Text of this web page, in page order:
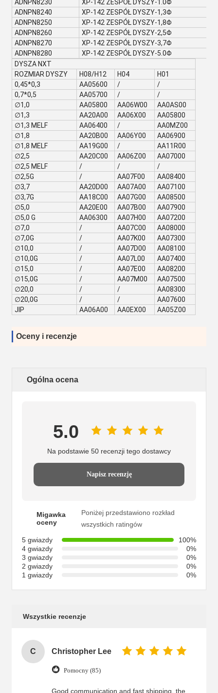
ADNPN8230
XP-142 ZESPÓŁ DYSZY-1.0Φ
ADNPN8240
XP-142 ZESPÓŁ DYSZY-1,3Φ
ADNPN8250
XP-142 ZESPÓŁ DYSZY-1,8Φ
ADNPN8260
XP-142 ZESPÓŁ DYSZY-2,5Φ
ADNPN8270
XP-142 ZESPÓŁ DYSZY-3,7Φ
ADNPN8280
XP-142 ZESPÓŁ DYSZY-5.0Φ
DYSZA NXT
ROZMIAR DYSZY
H08/H12 H04
H01
0,45*0,3
AA05600 /
/
0,7*0,5
AA05700 /
/
∅1,0
AA05800 AA06W00
AA0AS00
∅1,3
AA20A00 AA06X00
AA05800
∅1,3 MELF
AA06400 /
AA0MZ00
∅1,8
AA20B00 AA06Y00
AA06900
∅1,8 MELF
AA19G00 /
AA11R00
∅2,5
AA20C00 AA06Z00
AA07000
∅2,5 MELF
/ /
/
∅2,5G
/ AA07F00
AA08400
∅3,7
AA20D00 AA07A00
AA07100
∅3,7G
AA18C00 AA07G00
AA08500
∅5,0
AA20E00 AA07B00
AA07900
∅5,0 G
AA06300 AA07H00
AA07200
∅7,0
/ AA07C00
AA08000
∅7,0G
/ AA07K00
AA07300
∅10,0
/ AA07D00
AA08100
∅10,0G
/ AA07L00
AA07400
∅15,0
/ AA07E00
AA08200
∅15,0G
/ AA07M00
AA07500
∅20,0
/ /
AA08300
∅20,0G
/ /
AA07600
JIP
AA06A00 AA0EX00 AA05Z00
Oceny i recenzje
Ogólna ocena
5.0
Na podstawie 50 recenzji tego dostawcy
Napisz recenzję
Migawka
oceny
Poniżej przedstawiono rozkład
wszystkich ratingów
5 gwiazdy
100%
4 gwiazdy
0%
3 gwiazdy
0%
2 gwiazdy
0%
1 gwiazdy
0%
Wszystkie recenzje
C Christopher Lee
Pomocny (85)
Good communication and fast shipping. the